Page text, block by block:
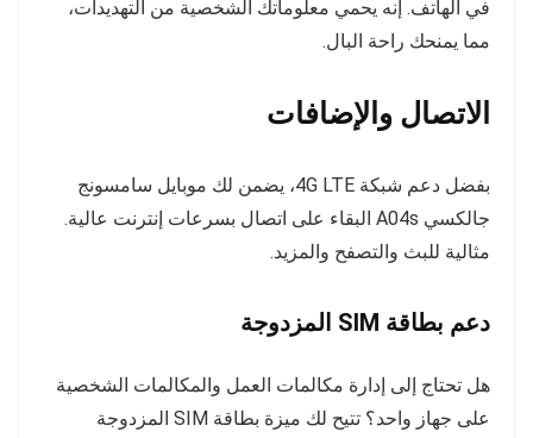
في الهاتف. إنه يحمي معلوماتك الشخصية من التهديدات،
مما يمنحك راحة البال.
الاتصال والإضافات
بفضل دعم شبكة 4G LTE، يضمن لك موبايل سامسونج
جالكسي A04s البقاء على اتصال بسرعات إنترنت عالية.
مثالية للبث والتصفح والمزيد.
دعم بطاقة SIM المزدوجة
هل تحتاج إلى إدارة مكالمات العمل والمكالمات الشخصية
على جهاز واحد؟ تتيح لك ميزة بطاقة SIM المزدوجة